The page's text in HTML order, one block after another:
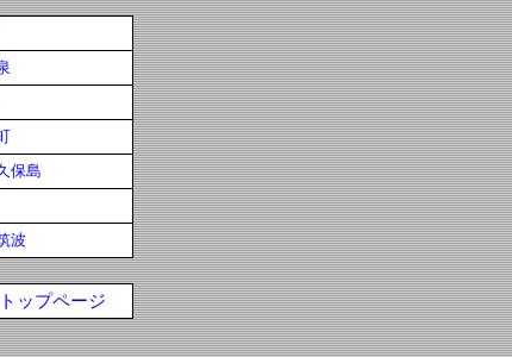
保島
波
トップページ